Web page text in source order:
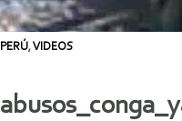
PERÚ,VIDEOS